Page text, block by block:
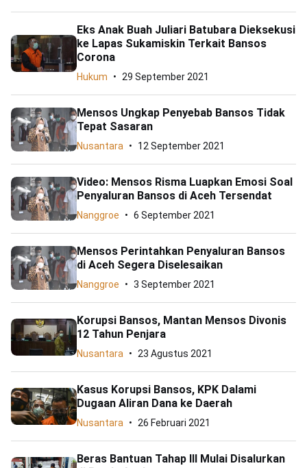
Eks Anak Buah Juliari Batubara Dieksekusi
ke Lapas Sukamiskin Terkait Bansos
Corona
Hukum 29 September 2021
Mensos Ungkap Penyebab Bansos Tidak
Tepat Sasaran
Nusantara 12 September 2021
Video: Mensos Risma Luapkan Emosi Soal
Penyaluran Bansos di Aceh Tersendat
Nanggroe 6 September 2021
Mensos Perintahkan Penyaluran Bansos
di Aceh Segera Diselesaikan
Nanggroe 3 September 2021
Korupsi Bansos, Mantan Mensos Divonis
12 Tahun Penjara
Nusantara 23 Agustus 2021
Kasus Korupsi Bansos, KPK Dalami
Dugaan Aliran Dana ke Daerah
Nusantara 26 Februari 2021
Beras Bantuan Tahap III Mulai Disalurkan